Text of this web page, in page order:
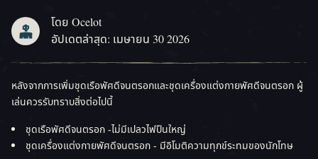
โดย Ocelot
อัปเดตล่าสุด: เมษายน 30 2026
หลังจากการเพิ่มชุดเรือพัศดีจนตรอกและชุดเครื่องแต่งกายพัศดีจนตรอก ผู้
เล่นควรรับทราบสิ่งต่อไปนี้
ชุดเรือพัศดีจนตรอก -ไม่มีเปลวไฟปืนใหญ่
ชุดเครื่องแต่งกายพัศดีจนตรอก - มีอิโมติความทุกข์ระทมของนักโทษ